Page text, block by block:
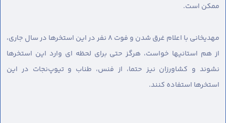
ممکن است.
مهدیخانی با اعلام غرق شدن و‌ فوت ۸ نفر در این استخرها در سال جاری،
از هم استانیها خواست، هرگز حتی برای لحظه ای وارد این استخرها
نشوند و کشاورزان نیز حتما، از فنس، طناب و تیوپ‌نجات در این
استخرها استفاده کنند.